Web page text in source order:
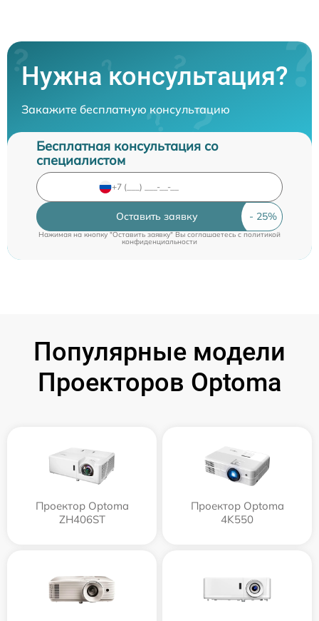
Нужна консультация?
Закажите бесплатную консультацию
Бесплатная консультация со
специалистом
Оставить заявку
Нажимая на кнопку "Оставить заявку" Вы соглашаетесь cполитикой
конфиденциальности
Популярные модели
Проекторов Optoma
Проектор Optoma
ZH406ST
Проектор Optoma
4K550